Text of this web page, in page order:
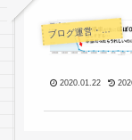
ブ ログ運営・よもやま
2020.01.22